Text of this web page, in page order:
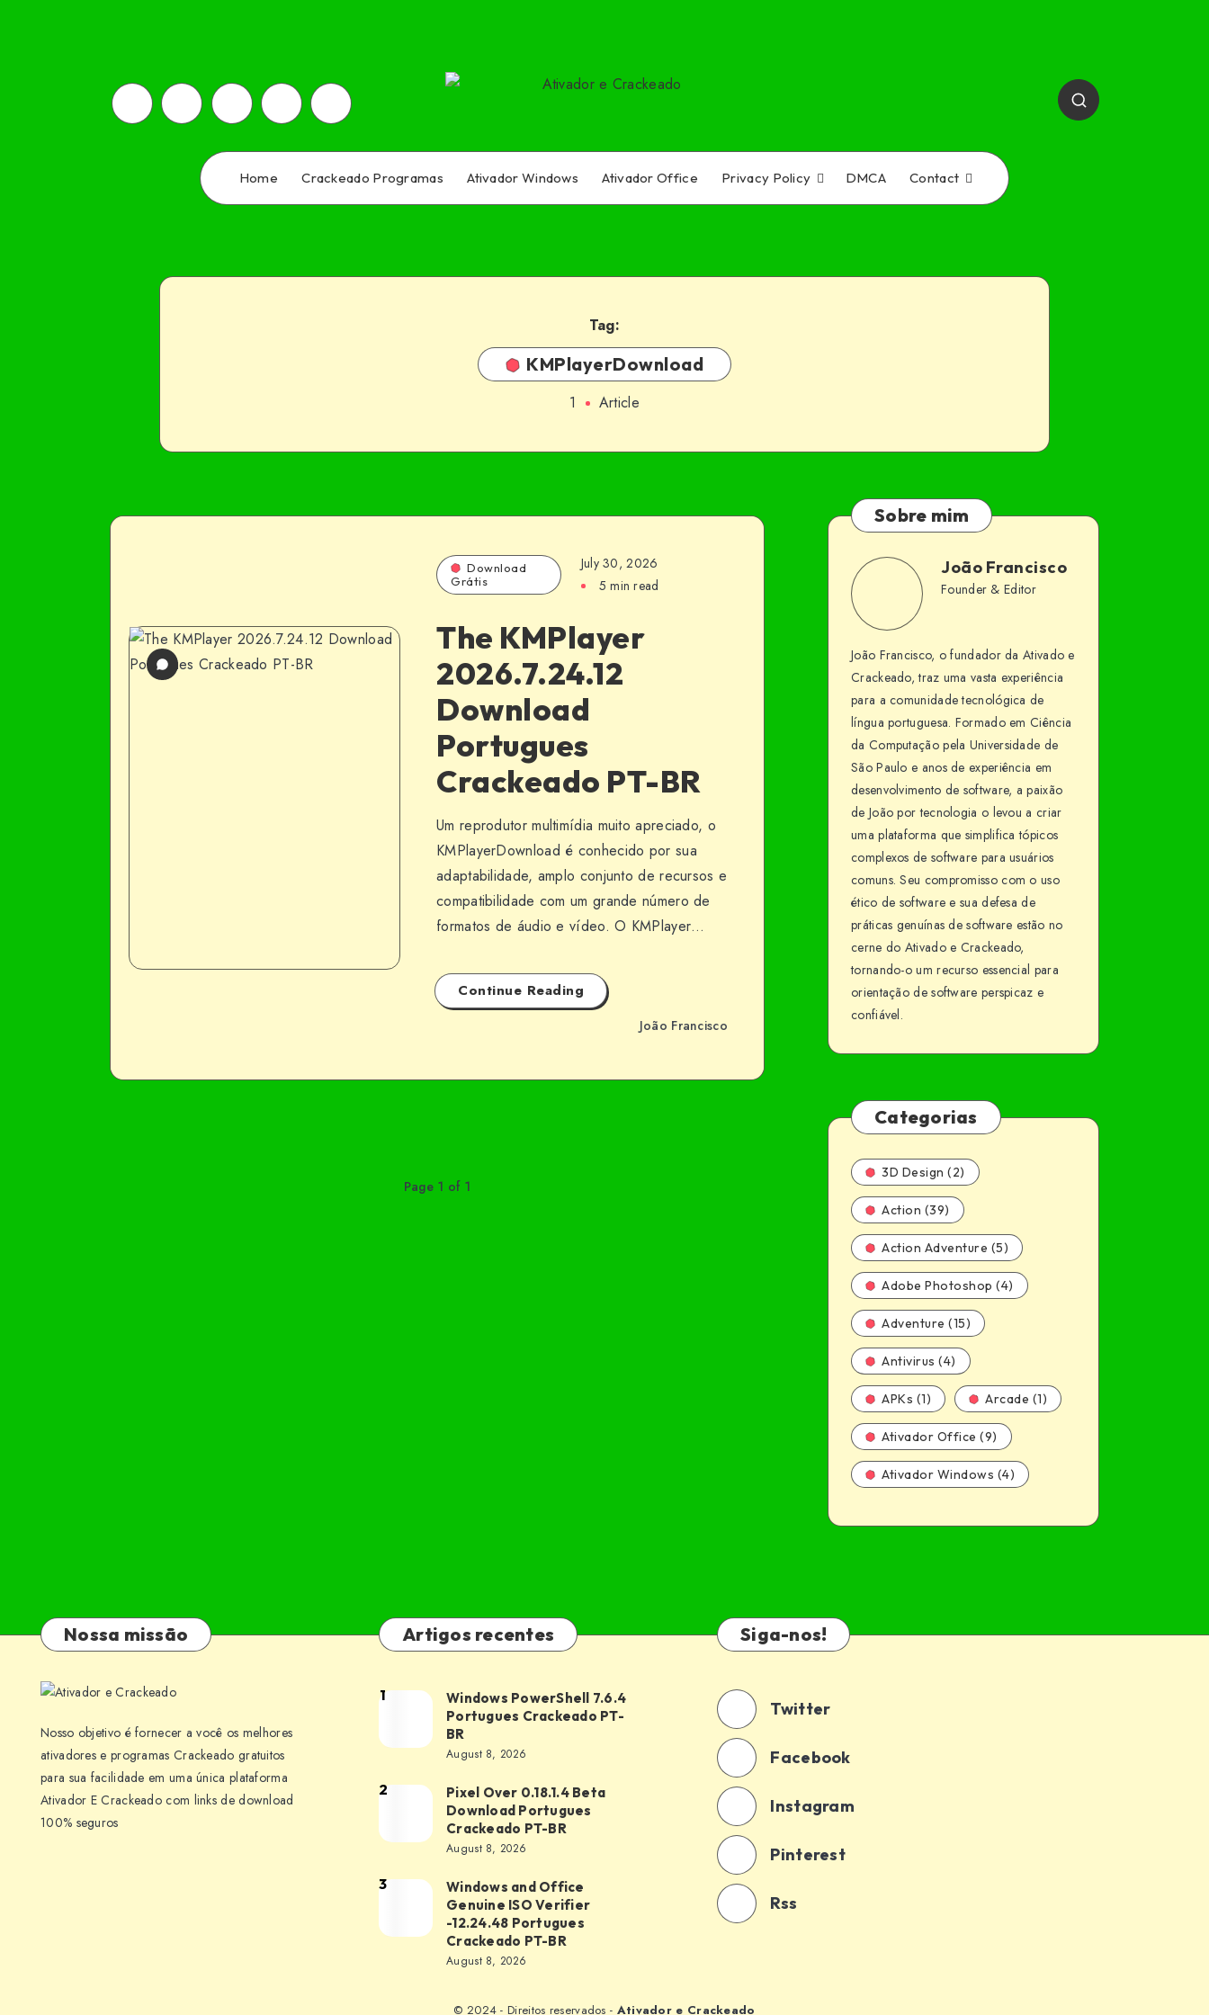
Home Crackeado Programas Ativador Windows Ativador Office Privacy Policy DMCA Contact
Tag:
KMPlayerDownload
1 Article
Download
Grátis
July 30, 2026
5 min read
The KMPlayer
2026.7.24.12
Download
Portugues
Crackeado PT-BR
Um reprodutor multimídia muito apreciado, o
KMPlayerDownload é conhecido por sua
adaptabilidade, amplo conjunto de recursos e
compatibilidade com um grande número de
formatos de áudio e vídeo. O KMPlayer…
Continue Reading
João Francisco
Page 1 of 1
Sobre mim
João
Francisco
João Francisco
Founder & Editor
Facebook
João Francisco, o fundador da Ativado e
Crackeado, traz uma vasta experiência
para a comunidade tecnológica de
língua portuguesa. Formado em Ciência
da Computação pela Universidade de
São Paulo e anos de experiência em
desenvolvimento de software, a paixão
de João por tecnologia o levou a criar
uma plataforma que simplifica tópicos
complexos de software para usuários
comuns. Seu compromisso com o uso
ético de software e sua defesa de
práticas genuínas de software estão no
cerne do Ativado e Crackeado,
tornando-o um recurso essencial para
orientação de software perspicaz e
confiável.
Categorias
3D Design (2)
Action (39)
Action Adventure (5)
Adobe Photoshop (4)
Adventure (15)
Antivirus (4)
APKs (1) Arcade (1)
Ativador Office (9)
Ativador Windows (4)
Nossa missão
Nosso objetivo é fornecer a você os melhores
ativadores e programas Crackeado gratuitos
para sua facilidade em uma única plataforma
Ativador E Crackeado com links de download
100% seguros
Artigos recentes
Windows
PowerShell
7.6.4
Crackeado PT-
BR
1
Windows PowerShell 7.6.4
Portugues Crackeado PT-
BR
August 8, 2026
Pixel
0.18.1.4
Portugues
Crackeado PT-
2
Pixel Over 0.18.1.4 Beta
Download Portugues
Crackeado PT-BR
August 8, 2026
Windows
Office
3
Windows and Office
Genuine ISO Verifier
-12.24.48 Portugues
Crackeado PT-BR
August 8, 2026
Siga-nos!
Twitter
Facebook
Instagram
Pinterest
Rss
© 2024 - Direitos reservados - Ativador e Crackeado